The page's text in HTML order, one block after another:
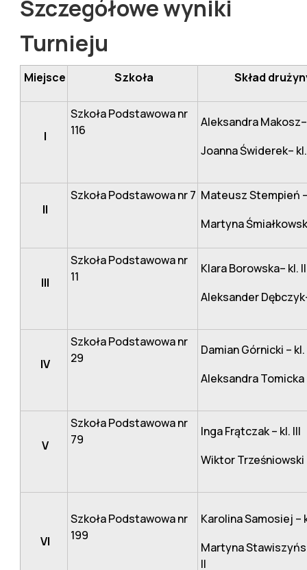
Szczegółowe wyniki
Turnieju
Miejsce Szkoła Skład
I
Szkoła Podstawowa nr
116
Aleksandra Makosz–
Joanna Świderek–
II
Szkoła Podstawowa nr 7 Mateusz Stempień
Martyna
III
Szkoła Podstawowa nr
11
Klara Borowska– kl.
Aleksander
IV
Szkoła Podstawowa nr
29
Damian Górnicki – kl.
Aleksandra Tomicka
V
Szkoła Podstawowa nr
79
Inga Frątczak – kl. III
Wiktor Trześniowski
VI
Szkoła Podstawowa nr
199
Karolina Samosiej –
Martyna
II